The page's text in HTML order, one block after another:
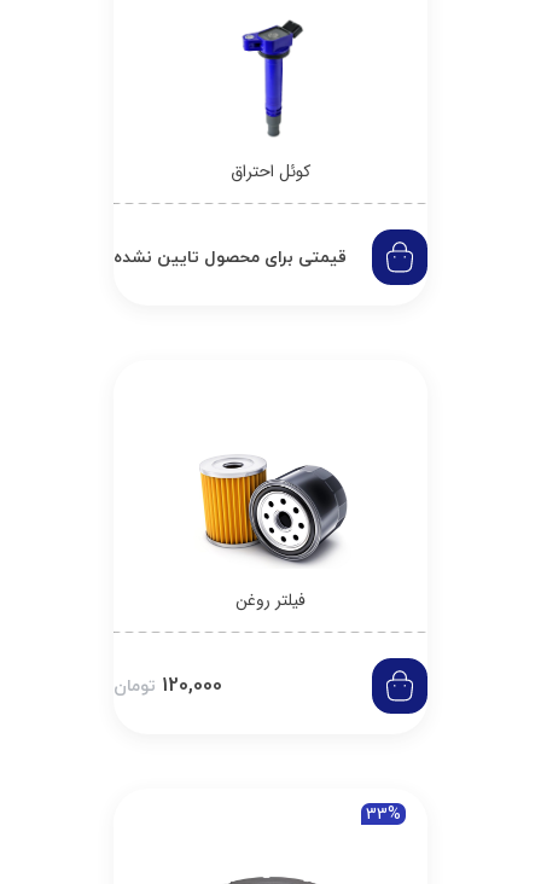
کوئل احتراق
قیمتی برای محصول تایین نشده
فیلتر روغن
120,000 تومان